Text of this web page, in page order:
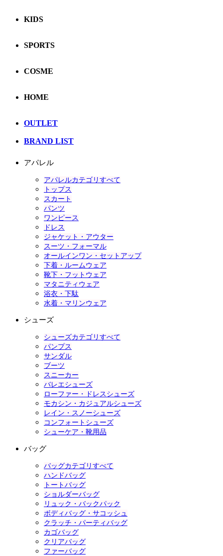
KIDS
SPORTS
COSME
HOME
OUTLET
BRAND LIST
アパレル
アパレルカテゴリすべて
トップス
スカート
パンツ
ワンピース
ドレス
ジャケット・アウター
スーツ・フォーマル
オールインワン・セットアップ
下着・ルームウェア
靴下・フットウェア
マタニティウェア
浴衣・下駄
水着・マリンウェア
シューズ
シューズカテゴリすべて
パンプス
サンダル
ブーツ
スニーカー
バレエシューズ
ローファー・ドレスシューズ
モカシン・カジュアルシューズ
レイン・スノーシューズ
コンフォートシューズ
シューケア・靴用品
バッグ
バッグカテゴリすべて
ハンドバッグ
トートバッグ
ショルダーバッグ
リュック・バックパック
ボディバッグ・サコッシュ
クラッチ・パーティバッグ
カゴバッグ
クリアバッグ
ファーバッグ